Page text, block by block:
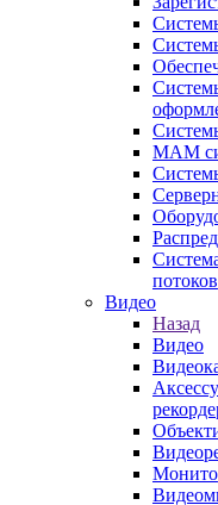
MAM
потоков
Видео
Назад
Видео